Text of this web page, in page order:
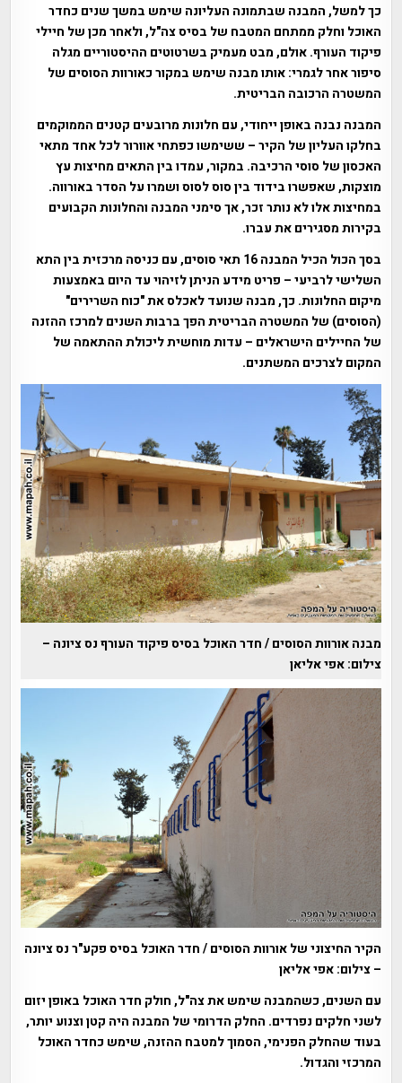
כך למשל, המבנה שבתמונה העליונה שימש במשך שנים כחדר
האוכל וחלק ממתחם המטבח של בסיס צה"ל, ולאחר מכן של חיילי
פיקוד העורף. אולם, מבט מעמיק בשרטוטים ההיסטוריים מגלה
סיפור אחר לגמרי: אותו מבנה שימש במקור כאורוות הסוסים של
המשטרה הרכובה הבריטית.
המבנה נבנה באופן ייחודי, עם חלונות מרובעים קטנים הממוקמים
בחלקו העליון של הקיר – ששימשו כפתחי אוורור לכל אחד מתאי
האכסון של סוסי הרכיבה. במקור, עמדו בין התאים מחיצות עץ
מוצקות, שאפשרו בידוד בין סוס לסוס ושמרו על הסדר באורווה.
במחיצות אלו לא נותר זכר, אך סימני המבנה והחלונות הקבועים
בקירות מסגירים את עברו.
בסך הכול הכיל המבנה 16 תאי סוסים, עם כניסה מרכזית בין התא
השלישי לרביעי – פריט מידע הניתן לזיהוי עד היום באמצעות
מיקום החלונות. כך, מבנה שנועד לאכלס את "כוח השרירים"
(הסוסים) של המשטרה הבריטית הפך ברבות השנים למרכז ההזנה
של החיילים הישראלים – עדות מוחשית ליכולת ההתאמה של
המקום לצרכים המשתנים.
מבנה אורוות הסוסים / חדר האוכל בסיס פיקוד העורף נס ציונה –
צילום: אפי אליאן
הקיר החיצוני של אורוות הסוסים / חדר האוכל בסיס פקע"ר נס ציונה
– צילום: אפי אליאן
עם השנים, כשהמבנה שימש את צה"ל, חולק חדר האוכל באופן יזום
לשני חלקים נפרדים. החלק הדרומי של המבנה היה קטן וצנוע יותר,
בעוד שהחלק הפנימי, הסמוך למטבח ההזנה, שימש כחדר האוכל
המרכזי והגדול.